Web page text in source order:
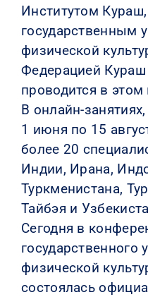
Институтом
государственным
физической
Федерацией Кураш
проводится в этом
В онлайн-
1 июня по 15
более 20
Индии, Ирана,
Туркменистана,
Тайбэя и
Сегодня в
государственного
физической
состоялась